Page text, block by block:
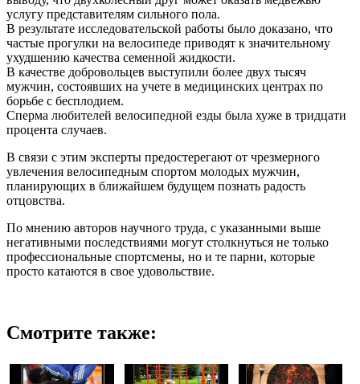
услугу представителям сильного пола.
В результате исследовательской работы было доказано, что
частые прогулки на велосипеде приводят к значительному
ухудшению качества семенной жидкости.
В качестве добровольцев выступили более двух тысяч
мужчин, состоявших на учете в медицинских центрах по
борьбе с бесплодием.
Сперма любителей велосипедной езды была хуже в тридцати
процента случаев.
В связи с этим эксперты предостерегают от чрезмерного
увлечения велосипедным спортом молодых мужчин,
планирующих в ближайшем будущем познать радость
отцовства.
По мнению авторов научного труда, с указанными выше
негативными последствиями могут столкнуться не только
профессиональные спортсмены, но и те парни, которые
просто катаются в свое удовольствие.
Смотрите также: